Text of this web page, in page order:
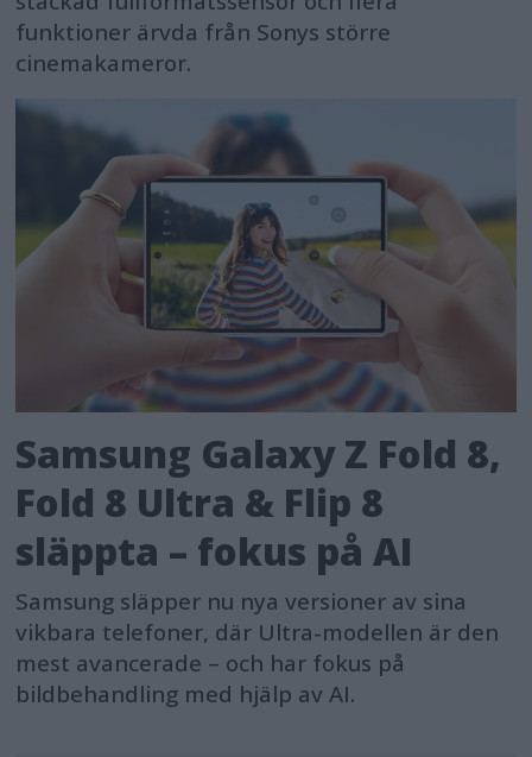
funktioner ärvda från Sonys större
cinemakameror.
Samsung Galaxy Z Fold 8,
Fold 8 Ultra & Flip 8
släppta – fokus på AI
Samsung släpper nu nya versioner av sina
vikbara telefoner, där Ultra-modellen är den
mest avancerade – och har fokus på
bildbehandling med hjälp av AI.